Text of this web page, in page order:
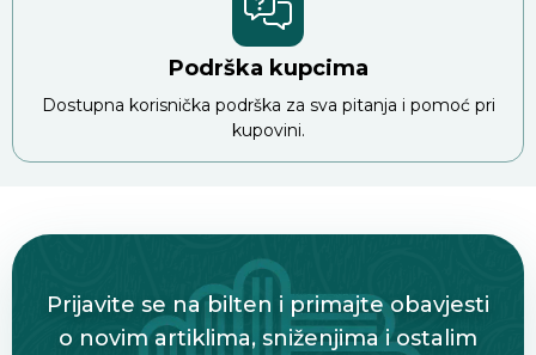
Podrška kupcima
Dostupna korisnička podrška za sva pitanja i pomoć pri
kupovini.
Prijavite se na bilten i primajte obavjesti
o novim artiklima, sniženjima i ostalim